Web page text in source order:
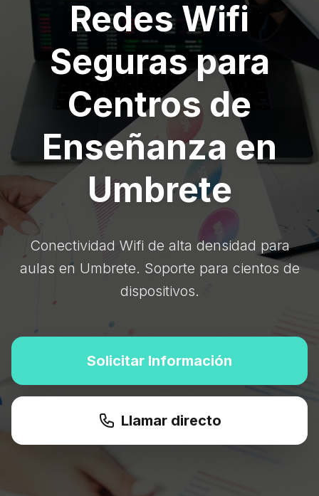
Redes Wifi
Seguras para
Centros de
Enseñanza en
Umbrete
Conectividad Wifi de alta densidad para
aulas en Umbrete. Soporte para cientos de
dispositivos.
Solicitar Información
Llamar directo